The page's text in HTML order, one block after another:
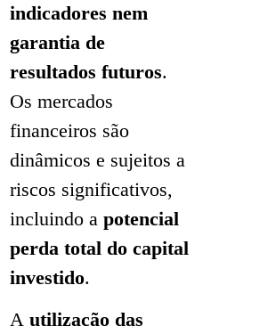
indicadores nem
garantia de
resultados futuros.
Os mercados
financeiros são
dinâmicos e sujeitos a
riscos significativos,
incluindo a potencial
perda total do capital
investido.
A utilização das